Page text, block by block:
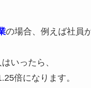
の場合、例えば社員
いったら、
倍になります。